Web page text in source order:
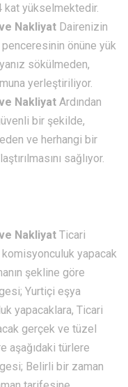
yükselmektedir.
Nakliyat Dairenizin
önüne yük
sökülmeden,
yerleştiriliyor.
Nakliyat Ardından
bir şekilde,
ve herhangi bir
sağlıyor.
Nakliyat Ticari
komisyonculuk yapacak
şekline göre
Yurtiçi eşya
yapacaklara, Ticari
gerçek ve tüzel
aşağıdaki türlere
Belirli bir zaman